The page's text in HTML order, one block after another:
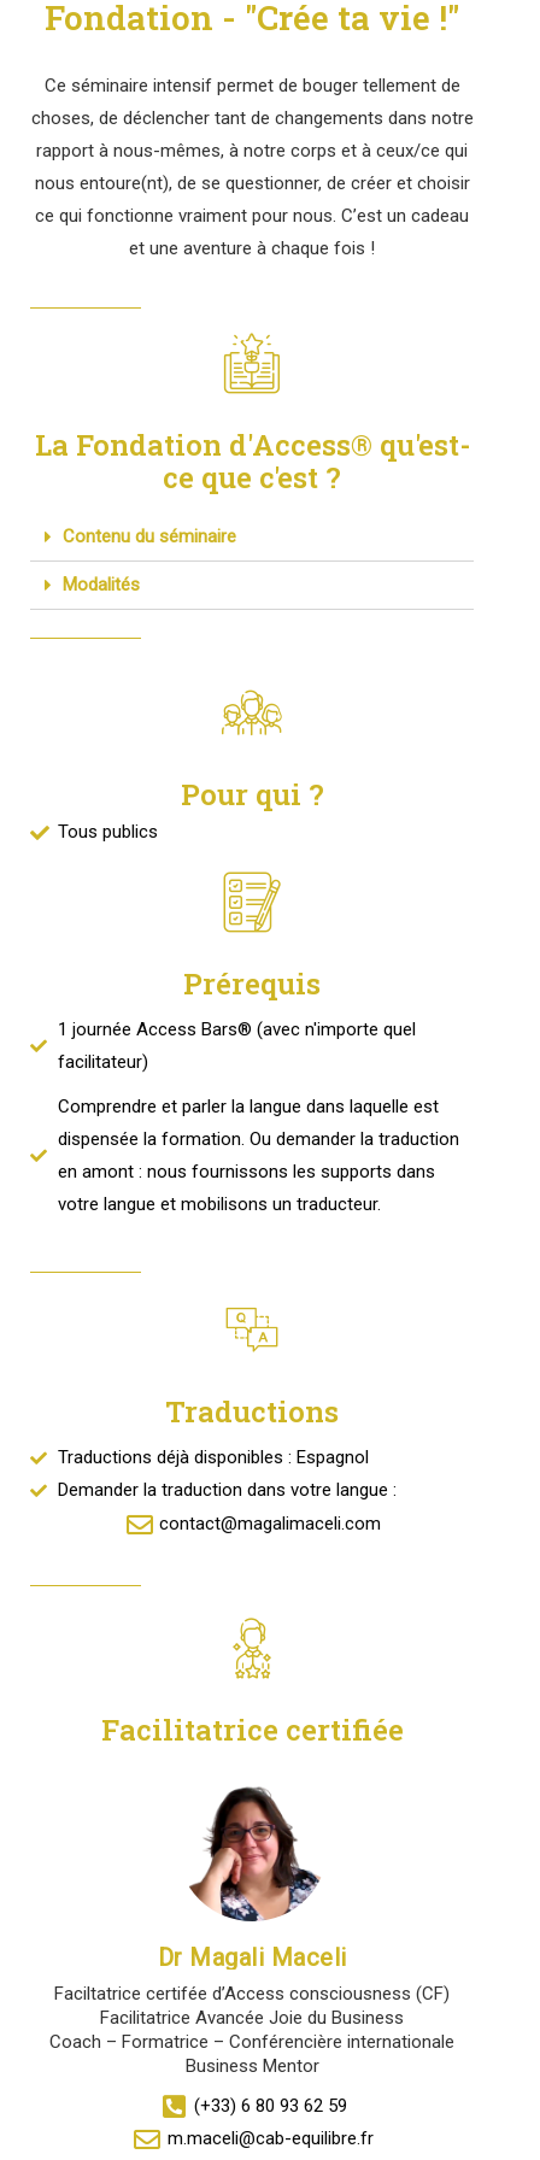
Fondation - "Crée ta vie !"
Ce séminaire intensif permet de bouger tellement de
choses, de déclencher tant de changements dans notre
rapport à nous-mêmes, à notre corps et à ceux/ce qui
nous entoure(nt), de se questionner, de créer et choisir
ce qui fonctionne vraiment pour nous. C’est un cadeau
et une aventure à chaque fois !
La Fondation d'Access® qu'est-
ce que c'est ?
Contenu du séminaire
Modalités
Pour qui ?
Tous publics
Prérequis
1 journée Access Bars® (avec n'importe quel
facilitateur)
Comprendre et parler la langue dans laquelle est
dispensée la formation. Ou demander la traduction
en amont : nous fournissons les supports dans
votre langue et mobilisons un traducteur.
Traductions
Traductions déjà disponibles : Espagnol
Demander la traduction dans votre langue :
contact@magalimaceli.com
Facilitatrice certifiée
Dr Magali Maceli
Faciltatrice certifée d’Access consciousness (CF)
Facilitatrice Avancée Joie du Business
Coach – Formatrice – Conférencière internationale
Business Mentor
(+33) 6 80 93 62 59
m.maceli@cab-equilibre.fr